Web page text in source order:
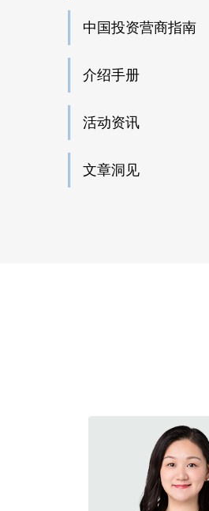
中国投资营商指南
介绍手册
活动资讯
文章洞见